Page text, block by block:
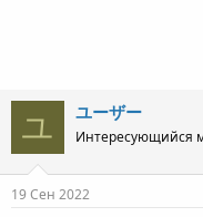
ユ ユーザー
Интересующийся
19 Сен 2022